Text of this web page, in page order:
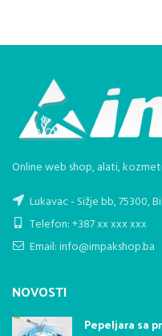
Online web shop, alati,
Lukavac - Sižje bb, 75300,
Telefon: +387 xx xxx xxx
Email: info@impakshop.ba
NOVOSTI
Pepeljara sa